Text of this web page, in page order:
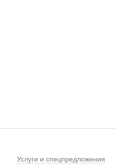
Услуги и спецпредложения